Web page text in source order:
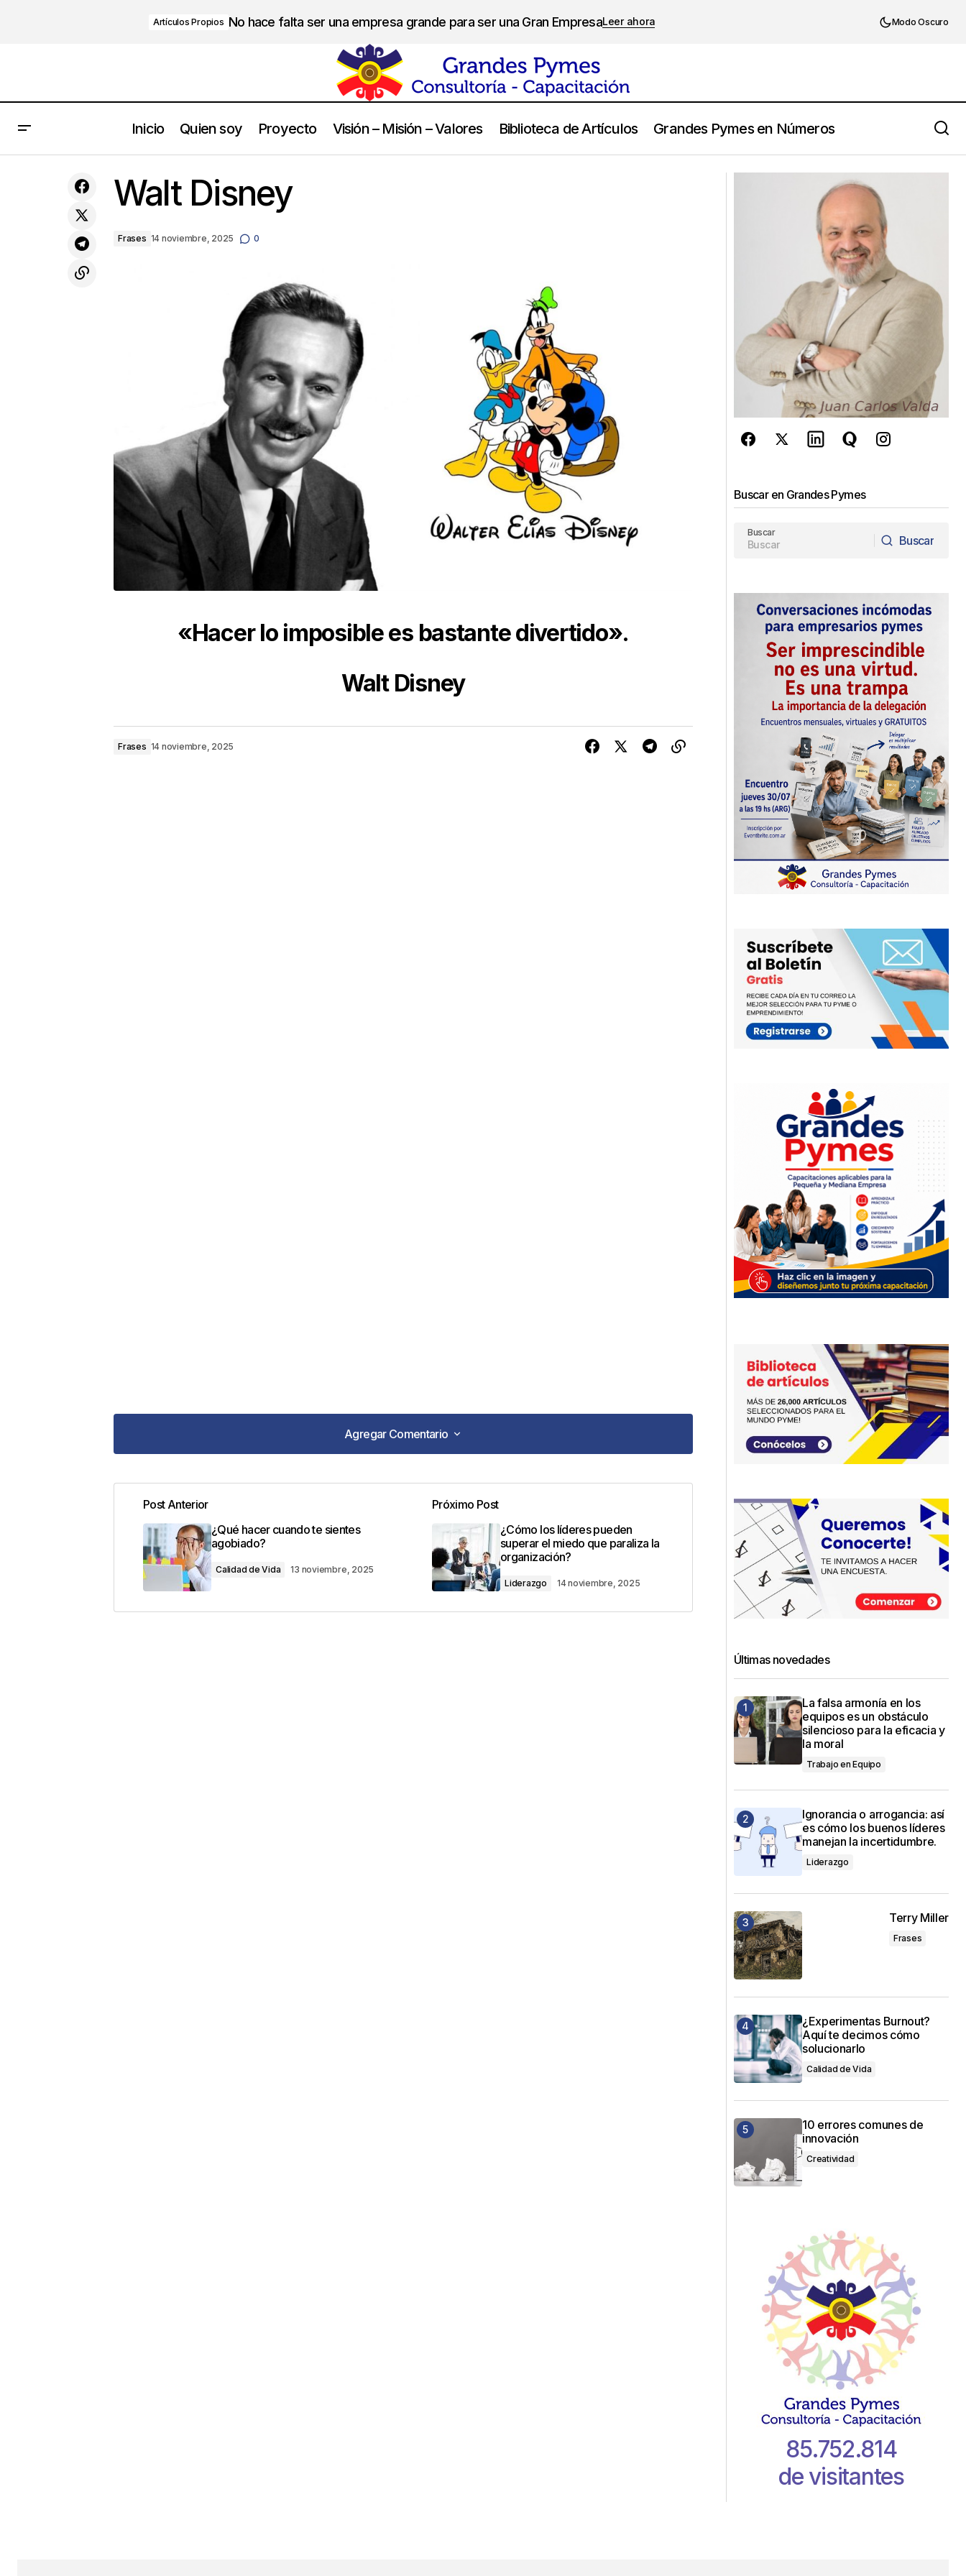
Artículos Propios No hace falta ser una empresa grande para ser una Gran EmpresaLeer ahora Modo Oscuro
Inicio Quien soy Proyecto Visión – Misión – Valores Biblioteca de Artículos Grandes Pymes en Números
agobiado?
¿Cómo los líderes pueden superar el
miedo que paraliza la organización?
Walt Disney
Frases 14 noviembre, 2025 0
«Hacer lo imposible es bastante divertido».
Walt Disney
Frases 14 noviembre, 2025
Agregar Comentario
Agregar Comentario
Tu dirección de correo electrónico no será publicada.
Los campos obligatorios están marcados
con*
Comentario*
Post Anterior
¿Qué hacer cuando te sientes
agobiado?
Calidad de Vida 13 noviembre, 2025
Próximo Post
¿Cómo los líderes pueden
superar el miedo que paraliza la
organización?
Liderazgo 14 noviembre, 2025
Buscar en Grandes Pymes
Buscar
Buscar
Últimas novedades
La falsa armonía en los
equipos es un obstáculo
silencioso para la eficacia y
la moral
Trabajo en Equipo
Ignorancia o arrogancia: así
es cómo los buenos líderes
manejan la incertidumbre.
Liderazgo
Terry Miller
Frases
¿Experimentas Burnout?
Aquí te decimos cómo
solucionarlo
Calidad de Vida
10 errores comunes de
innovación
Creatividad
85.752.814
de visitantes